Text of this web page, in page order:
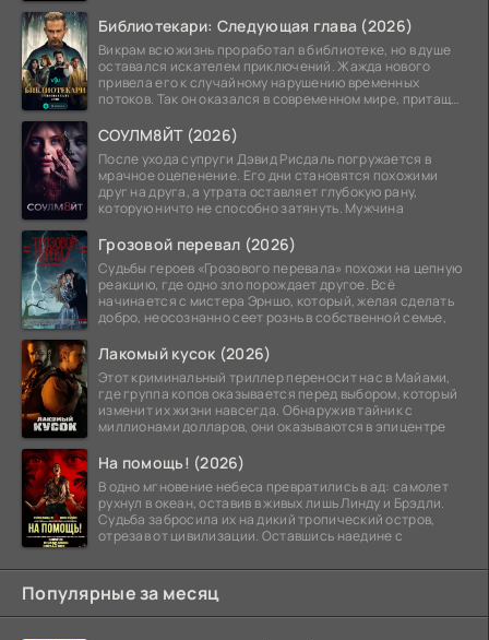
Библиотекари: Следующая глава (2026)
Викрам всю жизнь проработал в библиотеке, но в душе
оставался искателем приключений. Жажда нового
привела его к случайному нарушению временных
потоков. Так он оказался в современном мире, притащив
СОУЛМ8ЙТ (2026)
После ухода супруги Дэвид Рисдаль погружается в
мрачное оцепенение. Его дни становятся похожими
друг на друга, а утрата оставляет глубокую рану,
которую ничто не способно затянуть. Мужчина
Грозовой перевал (2026)
Судьбы героев «Грозового перевала» похожи на цепную
реакцию, где одно зло порождает другое. Всё
начинается с мистера Эрншо, который, желая сделать
добро, неосознанно сеет рознь в собственной семье,
Лакомый кусок (2026)
Этот криминальный триллер переносит нас в Майами,
где группа копов оказывается перед выбором, который
изменит их жизни навсегда. Обнаружив тайник с
миллионами долларов, они оказываются в эпицентре
На помощь! (2026)
В одно мгновение небеса превратились в ад: самолет
рухнул в океан, оставив в живых лишь Линду и Брэдли.
Судьба забросила их на дикий тропический остров,
отрезав от цивилизации. Оставшись наедине с
Популярные за месяц